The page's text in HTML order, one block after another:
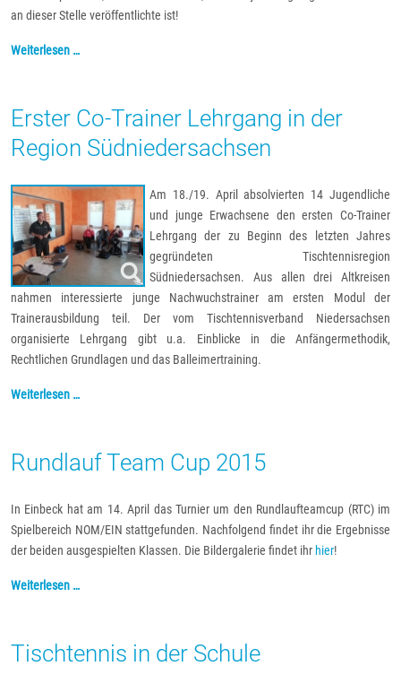
an dieser Stelle veröffentlichte ist!
Weiterlesen …
Erster Co-Trainer Lehrgang in der
Region Südniedersachsen
Am 18./19. April absolvierten 14 Jugendliche
und junge Erwachsene den ersten Co-Trainer
Lehrgang der zu Beginn des letzten Jahres
gegründeten Tischtennisregion
Südniedersachsen. Aus allen drei Altkreisen
nahmen interessierte junge Nachwuchstrainer am ersten Modul der
Trainerausbildung teil. Der vom Tischtennisverband Niedersachsen
organisierte Lehrgang gibt u.a. Einblicke in die Anfängermethodik,
Rechtlichen Grundlagen und das Balleimertraining.
Weiterlesen …
Rundlauf Team Cup 2015
In Einbeck hat am 14. April das Turnier um den Rundlaufteamcup (RTC) im
Spielbereich NOM/EIN stattgefunden. Nachfolgend findet ihr die Ergebnisse
der beiden ausgespielten Klassen. Die Bildergalerie findet ihr hier!
Weiterlesen …
Tischtennis in der Schule